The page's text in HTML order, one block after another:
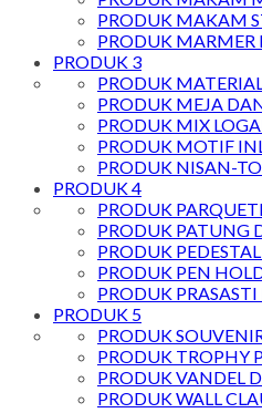
PRODUK MAKAM
PRODUK MARMER
PRODUK 3
PRODUK
PRODUK MEJA
PRODUK MIX
PRODUK MOTIF
PRODUK NISAN-
PRODUK 4
PRODUK
PRODUK PATUNG
PRODUK
PRODUK PEN
PRODUK
PRODUK 5
PRODUK
PRODUK TROPHY
PRODUK VANDEL
PRODUK WALL